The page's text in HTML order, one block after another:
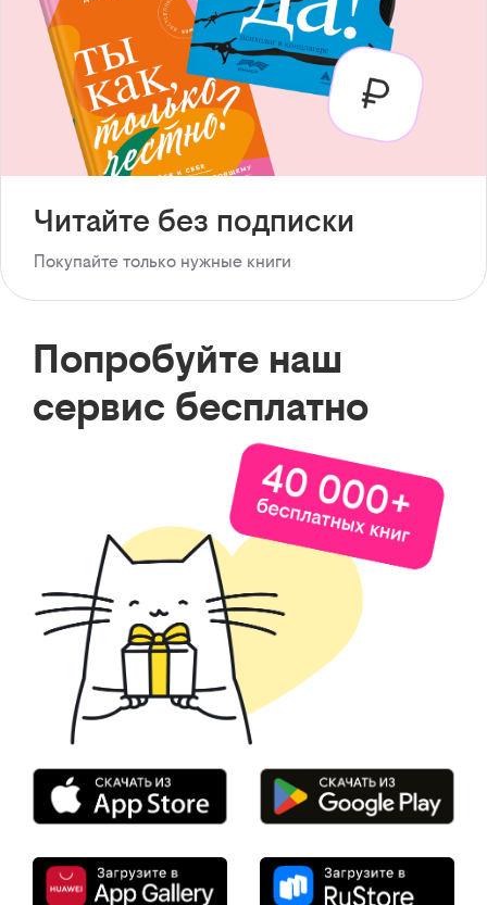
Читайте без подписки
Покупайте только нужные книги
Попробуйте наш
сервис бесплатно